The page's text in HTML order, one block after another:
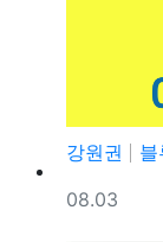
강원권
블
등록일
08.03